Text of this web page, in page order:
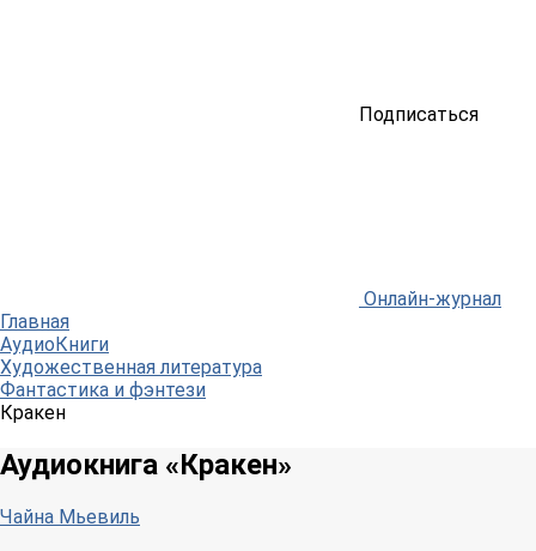
Подписаться
Онлайн-журнал
Главная
АудиоКниги
Художественная литература
Фантастика и фэнтези
Кракен
Аудиокнига «Кракен»
Чайна Мьевиль